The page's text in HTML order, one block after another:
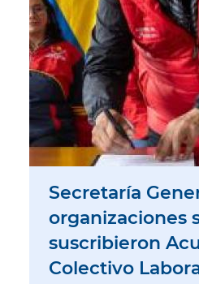
Secretaría
organizaciones
suscribieron
Colectivo